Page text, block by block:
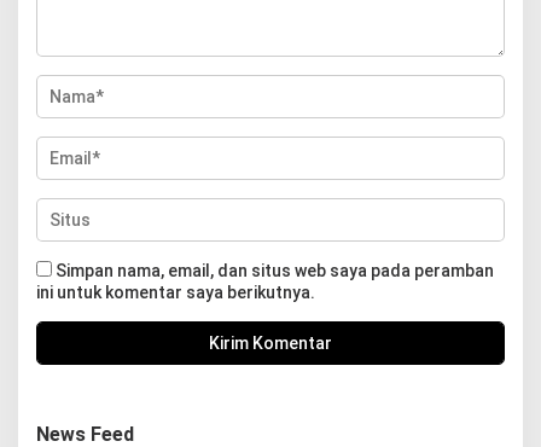
Simpan nama, email, dan situs web saya pada peramban
ini untuk komentar saya berikutnya.
News Feed